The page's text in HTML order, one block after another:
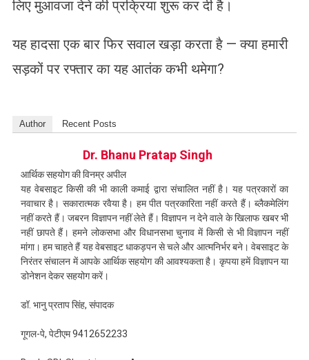
लिए मुआवजा देने की प्रक्रिया शुरू कर दी है।
यह हादसा एक बार फिर सवाल खड़ा करता है — क्या हमारी
सड़कों पर रफ्तार का यह आतंक कभी थमेगा?
Author Recent Posts
Dr. Bhanu Pratap Singh
आर्थिक सहयोग की विनम्र अपील
यह वेबसाइट किसी की भी काली कमाई द्वारा संचालित नहीं है। यह पत्रकारों का
नवाचार है। सकारात्मक रवैया है। हम पीत पत्रकारिता नहीं करते हैं। ब्लैकमेलिंग
नहीं करते हैं। जबरन विज्ञापन नहीं लेते हैं। विज्ञापन न देने वाले के खिलाफ खबर भी
नहीं छापते हैं। हमने लोकसभा और विधानसभा चुनाव में किसी से भी विज्ञापन नहीं
मांगा। हम चाहते हैं यह वेबसाइट धाकड़पन से चले और आत्मनिर्भर बने। वेबसाइट के
निरंतर संचालन में आपके आर्थिक सहयोग की आवश्यकता है। कृपया हमें विज्ञापन या
डोनेशन देकर सहयोग करें।
डॉ. भानु प्रताप सिंह, संपादक
गूगल-पे, पेटीएम 9412652233